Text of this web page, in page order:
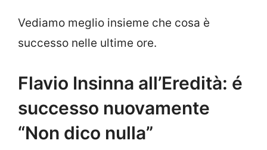
Vediamo meglio insieme che cosa è
successo nelle ultime ore.
Flavio Insinna all’Eredità: é
successo nuovamente
“Non dico nulla”